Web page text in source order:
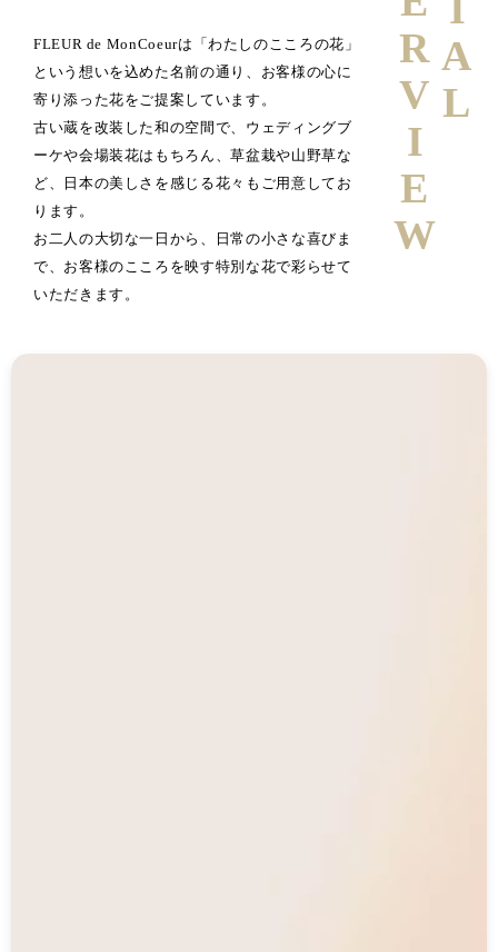
FLEUR de MonCoeurは「わたしのこころの花」
という想いを込めた名前の通り、お客様の心に
寄り添った花をご提案しています。
古い蔵を改装した和の空間で、ウェディングブ
ーケや会場装花はもちろん、草盆栽や山野草な
ど、日本の美しさを感じる花々もご用意してお
ります。
お二人の大切な一日から、日常の小さな喜びま
で、お客様のこころを映す特別な花で彩らせて
いただきます。